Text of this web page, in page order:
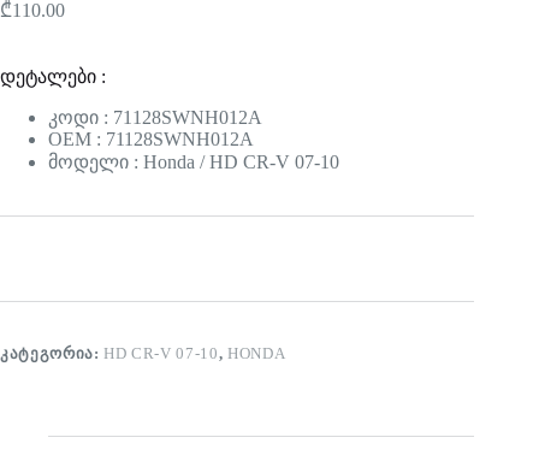
₾110.00
დეტალები :
კოდი : 71128SWNH012A
OEM : 71128SWNH012A
მოდელი : Honda / HD CR-V 07-10
ᲙᲐᲢᲔᲒᲝᲠᲘᲐ:HD CR-V 07-10, HONDA